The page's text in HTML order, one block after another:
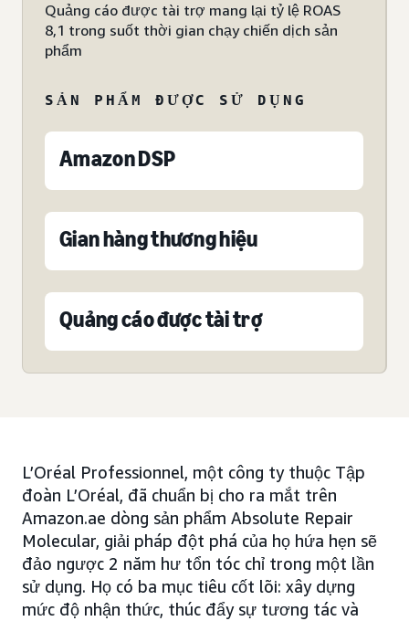
Quảng cáo được tài trợ mang lại tỷ lệ ROAS
8,1 trong suốt thời gian chạy chiến dịch sản
phẩm
SẢN PHẨM ĐƯỢC SỬ DỤNG
Amazon DSP
Gian hàng thương hiệu
Quảng cáo được tài trợ
L’Oréal Professionnel, một công ty thuộc Tập
đoàn L’Oréal, đã chuẩn bị cho ra mắt trên
Amazon.ae dòng sản phẩm Absolute Repair
Molecular, giải pháp đột phá của họ hứa hẹn sẽ
đảo ngược 2 năm hư tổn tóc chỉ trong một lần
sử dụng. Họ có ba mục tiêu cốt lõi: xây dựng
mức độ nhận thức, thúc đẩy sự tương tác và